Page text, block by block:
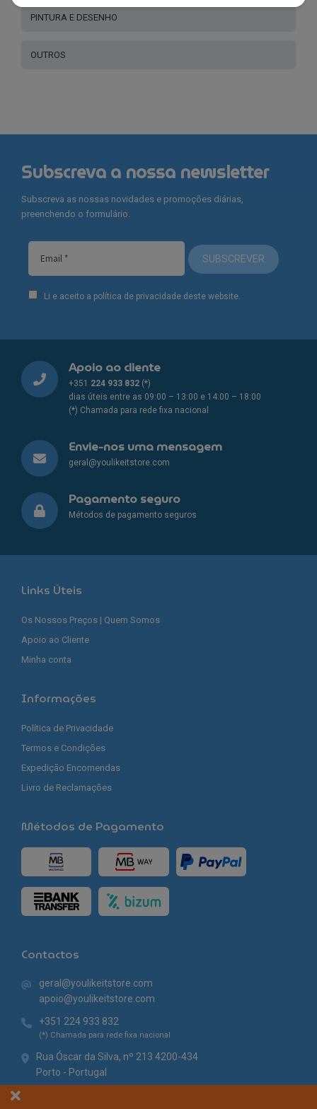
PINTURA E DESENHO
OUTROS
Subscreva a nossa newsletter
Subscreva as nossas novidades e promoções diárias,
preenchendo o formulário.
SUBSCREVER
Li e aceito a política de privacidade deste website.
Apoio ao cliente
+351 224 933 832 (*)
dias úteis entre as 09:00 – 13:00 e 14:00 – 18:00
(*) Chamada para rede fixa nacional
Envie-nos uma mensagem
geral@youlikeitstore.com
Pagamento seguro
Métodos de pagamento seguros
Links Úteis
Os Nossos Preços | Quem Somos
Apoio ao Cliente
Minha conta
Informações
Política de Privacidade
Termos e Condições
Expedição Encomendas
Livro de Reclamações
Métodos de Pagamento
Contactos
geral@youlikeitstore.com
apoio@youlikeitstore.com
+351 224 933 832
(*) Chamada para rede fixa nacional
Rua Óscar da Silva, nº 213 4200-434
Porto - Portugal